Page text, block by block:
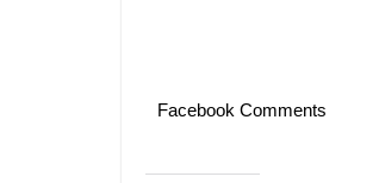
Facebook Comments